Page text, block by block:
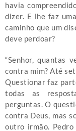
havia
dizer. E lhe faz
caminho que um
deve perdoar?
“Senhor, quantas
contra mim? Até
Questionar faz
todas as
perguntas. O
contra Deus, mas
outro irmão.